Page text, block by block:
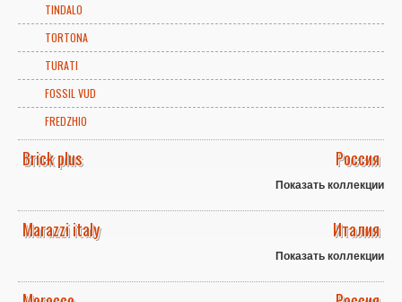
TINDALO
TORTONA
TURATI
FOSSIL VUD
FREDZHIO
Brick plus Россия
Показать коллекции
Marazzi italy Италия
Показать коллекции